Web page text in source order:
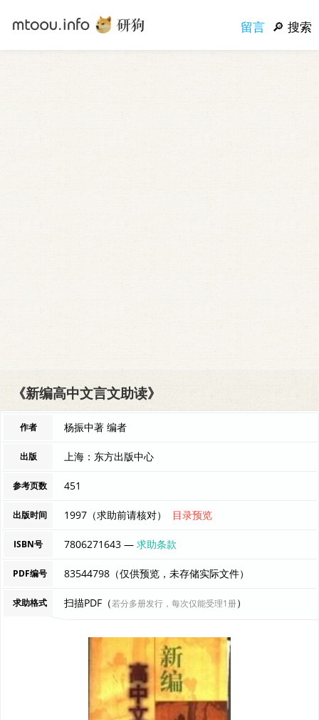
留言 搜索
《新编高中文言文助读》
作者 杨振中著 编者
出版 上海：东方出版中心
参考页数 451
出版时间 1997（求助前请核对） 目录预览
ISBN号 7806271643 —求助条款
PDF编号 83544798（仅供预览，未存储实际文件）
求助格式 扫描PDF（若分多册发行，每次仅能受理1册）